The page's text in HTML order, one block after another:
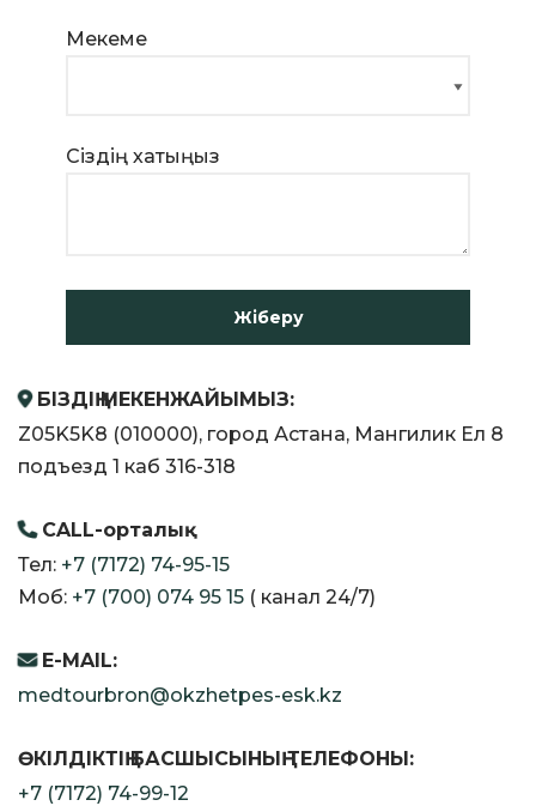
Мекеме
Сіздің хатыңыз
БІЗДІҢ МЕКЕНЖАЙЫМЫЗ:
Z05K5K8 (010000), город Астана, Мангилик Ел 8
подъезд 1 каб 316-318
CALL-орталық
Тел: +7 (7172) 74-95-15
Моб: +7 (700) 074 95 15 ( канал 24/7)
E-MAIL:
medtourbron@okzhetpes-esk.kz
ӨКІЛДІКТІҢ БАСШЫСЫНЫҢ ТЕЛЕФОНЫ:
+7 (7172) 74-99-12